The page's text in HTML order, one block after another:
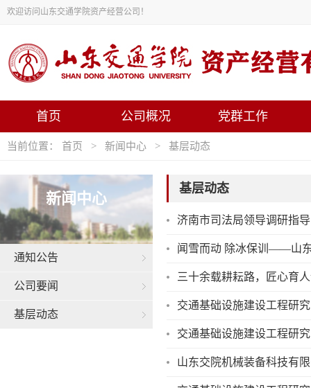
欢迎访问山东交通学院资产经营公司！
首页 公司概况 党群工作
当前位置： 首页 > 新闻中心 > 基层动态
新闻中心
通知公告
公司要闻
基层动态
基层动态
济南市司法局领导调研指
闻雪而动 除冰保训——山
三十余载耕耘路，匠心育
交通基础设施建设工程研
山东交院机械装备科技有